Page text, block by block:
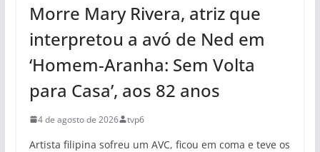
Morre Mary Rivera, atriz que
interpretou a avó de Ned em
‘Homem-Aranha: Sem Volta
para Casa’, aos 82 anos
4 de agosto de 2026 tvp6
Artista filipina sofreu um AVC, ficou em coma e teve os